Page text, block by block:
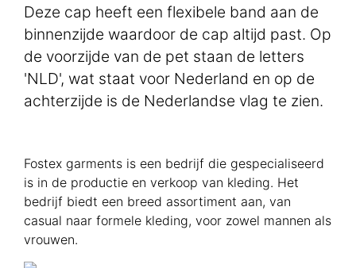
Deze cap heeft een flexibele band aan de
binnenzijde waardoor de cap altijd past. Op
de voorzijde van de pet staan de letters
'NLD', wat staat voor Nederland en op de
achterzijde is de Nederlandse vlag te zien.
Fostex garments is een bedrijf die gespecialiseerd
is in de productie en verkoop van kleding. Het
bedrijf biedt een breed assortiment aan, van
casual naar formele kleding, voor zowel mannen als
vrouwen.